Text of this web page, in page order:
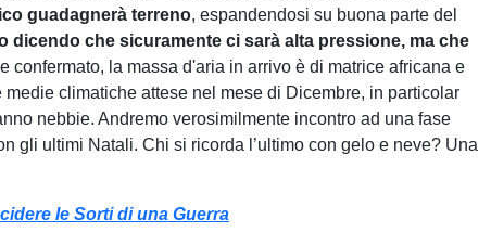
guadagnerà terreno, espandendosi su buona parte del
dicendo che sicuramente ci sarà alta pressione, ma che
confermato, la massa d'aria in arrivo è di matrice africana e
climatiche attese nel mese di Dicembre, in particolar
nebbie. Andremo verosimilmente incontro ad una fase
gli ultimi Natali. Chi si ricorda l’ultimo con gelo e neve? Una
le Sorti di una Guerra